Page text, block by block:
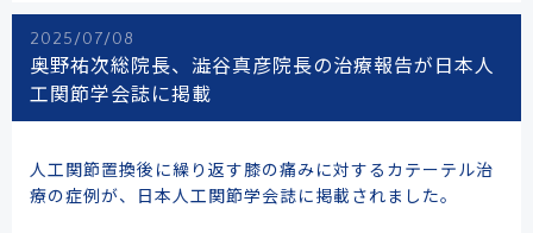
2025/07/08
奥野祐次総院長、澁谷真彦院長の治療報告が日本人
工関節学会誌に掲載
人工関節置換後に繰り返す膝の痛みに対するカテーテル治
療の症例が、日本人工関節学会誌に掲載されました。